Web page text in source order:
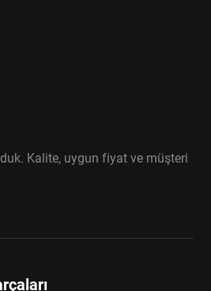
Kalite, uygun fiyat ve müşteri